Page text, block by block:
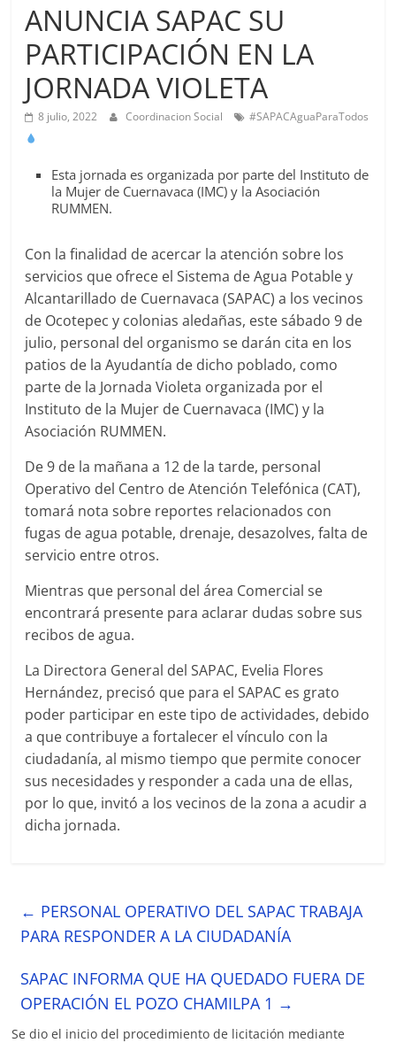
Potable
Alcantarillado
Municipio
ANUNCIA SAPAC SU
PARTICIPACIÓN EN LA
JORNADA VIOLETA
8 julio, 2022 Coordinacion Social #SAPACAguaParaTodos
Esta jornada es organizada por parte del Instituto de
la Mujer de Cuernavaca (IMC) y la Asociación
RUMMEN.
Con la finalidad de acercar la atención sobre los
servicios que ofrece el Sistema de Agua Potable y
Alcantarillado de Cuernavaca (SAPAC) a los vecinos
de Ocotepec y colonias aledañas, este sábado 9 de
julio, personal del organismo se darán cita en los
patios de la Ayudantía de dicho poblado, como
parte de la Jornada Violeta organizada por el
Instituto de la Mujer de Cuernavaca (IMC) y la
Asociación RUMMEN.
De 9 de la mañana a 12 de la tarde, personal
Operativo del Centro de Atención Telefónica (CAT),
tomará nota sobre reportes relacionados con
fugas de agua potable, drenaje, desazolves, falta de
servicio entre otros.
Mientras que personal del área Comercial se
encontrará presente para aclarar dudas sobre sus
recibos de agua.
La Directora General del SAPAC, Evelia Flores
Hernández, precisó que para el SAPAC es grato
poder participar en este tipo de actividades, debido
a que contribuye a fortalecer el vínculo con la
ciudadanía, al mismo tiempo que permite conocer
sus necesidades y responder a cada una de ellas,
por lo que, invitó a los vecinos de la zona a acudir a
dicha jornada.
← PERSONAL OPERATIVO DEL SAPAC TRABAJA
PARA RESPONDER A LA CIUDADANÍA
SAPAC INFORMA QUE HA QUEDADO FUERA DE
OPERACIÓN EL POZO CHAMILPA 1 →
Se dio el inicio del procedimiento de licitación mediante